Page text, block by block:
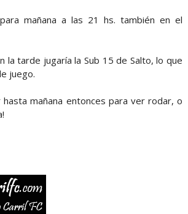
mañana a las 21 hs. también en el
la tarde jugaría la Sub 15 de Salto, lo que
juego.
mañana entonces para ver rodar, o